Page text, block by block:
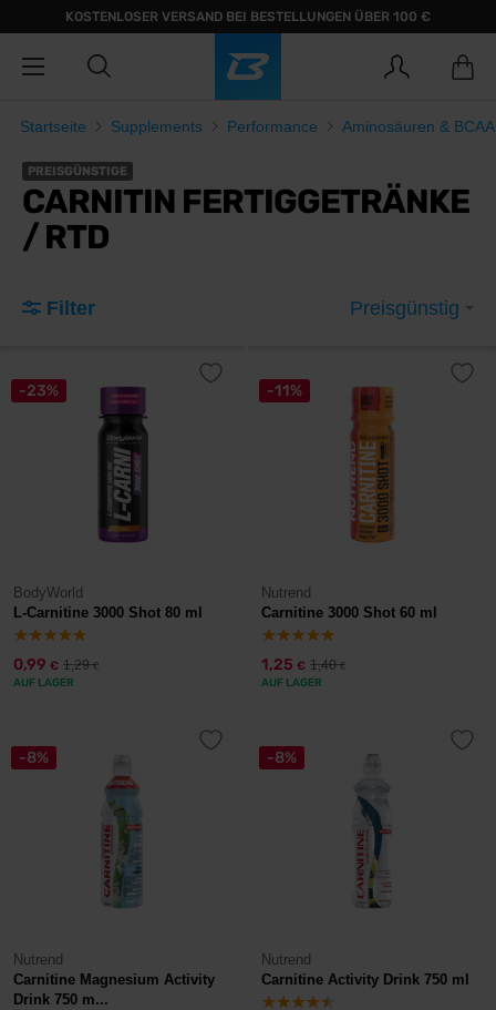
KOSTENLOSER VERSAND BEI BESTELLUNGEN ÜBER 100 €
Startseite Supplements Performance Aminosäuren & BCAA
PREISGÜNSTIGE
CARNITIN FERTIGGETRÄNKE
/ RTD
Filter Preisgünstig
-23%
BodyWorld
L-Carnitine 3000 Shot 80 ml
0,99 € 1,29€
AUF LAGER
-11%
Nutrend
Carnitine 3000 Shot 60 ml
1,25 € 1,40€
AUF LAGER
-8%
Nutrend
Carnitine Magnesium Activity
Drink 750 m...
-8%
Nutrend
Carnitine Activity Drink 750 ml